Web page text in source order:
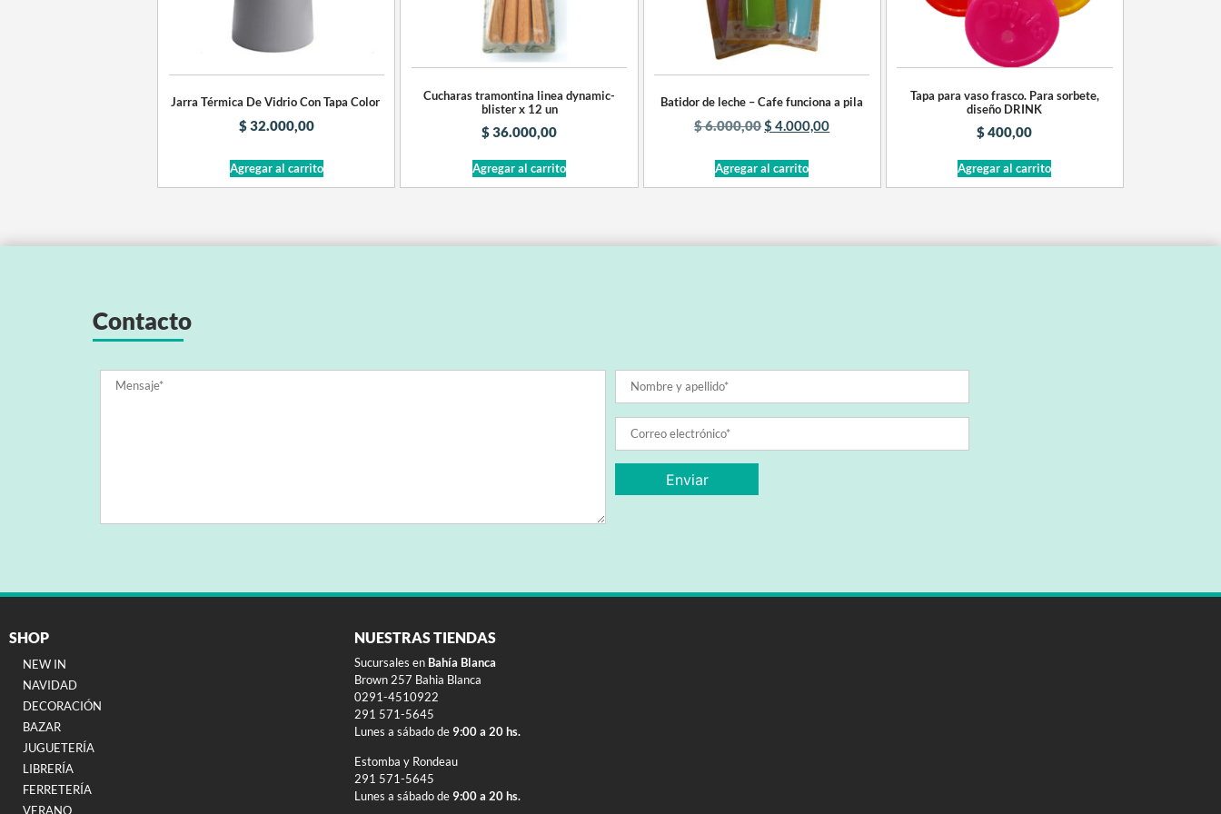
Jarra Térmica De Vidrio Con Tapa Color
$32.000,00
Agregar al carrito
Cucharas tramontina linea dynamic-
blister x 12 un
$36.000,00
Agregar al carrito
Batidor de leche – Cafe funciona a pila
$6.000,00 $ 4.000,00
Agregar al carrito
Tapa para vaso frasco. Para sorbete,
diseño DRINK
$400,00
Agregar al carrito
Contacto
SHOP
NEW IN
NAVIDAD
DECORACIÓN
BAZAR
JUGUETERÍA
LIBRERÍA
FERRETERÍA
VERANO
NUESTRAS TIENDAS
Sucursales en Bahía Blanca
Brown 257 Bahia Blanca
0291-4510922
291 571-5645
Lunes a sábado de 9:00 a 20 hs.
Estomba y Rondeau
291 571-5645
Lunes a sábado de 9:00 a 20 hs.